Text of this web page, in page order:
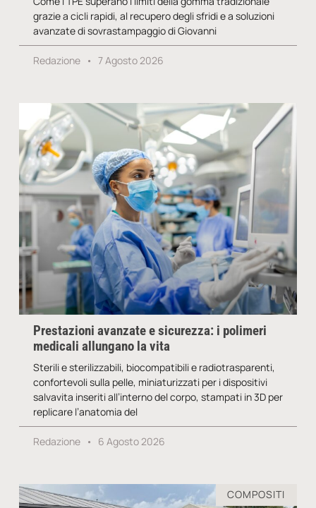
grazie a cicli rapidi, al recupero degli sfridi e a soluzioni
avanzate di sovrastampaggio di Giovanni
Redazione 7 Agosto 2026
Prestazioni avanzate e sicurezza: i polimeri
medicali allungano la vita
Sterili e sterilizzabili, biocompatibili e radiotrasparenti,
confortevoli sulla pelle, miniaturizzati per i dispositivi
salvavita inseriti all’interno del corpo, stampati in 3D per
replicare l’anatomia del
Redazione 6 Agosto 2026
COMPOSITI